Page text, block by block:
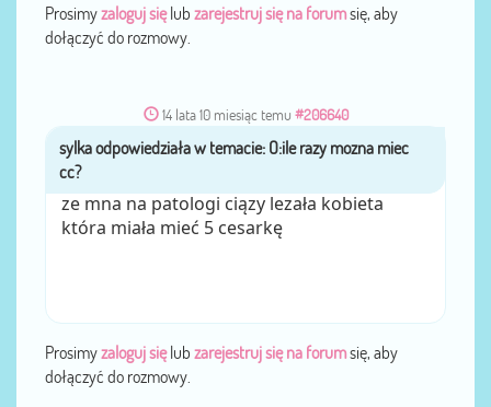
Prosimyzaloguj sięlub zarejestruj się na forumsię, aby
dołączyć do rozmowy.
14 lata 10 miesiąc temu #206640
przezsylka
ze mna na patologi ciązy lezała kobieta
która miała mieć 5 cesarkę
Prosimyzaloguj sięlub zarejestruj się na forumsię, aby
dołączyć do rozmowy.